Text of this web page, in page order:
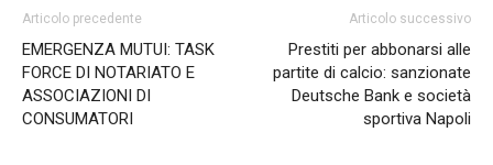
Articolo precedente
EMERGENZA MUTUI: TASK
FORCE DI NOTARIATO E
ASSOCIAZIONI DI
CONSUMATORI
Articolo successivo
Prestiti per abbonarsi alle
partite di calcio: sanzionate
Deutsche Bank e società
sportiva Napoli